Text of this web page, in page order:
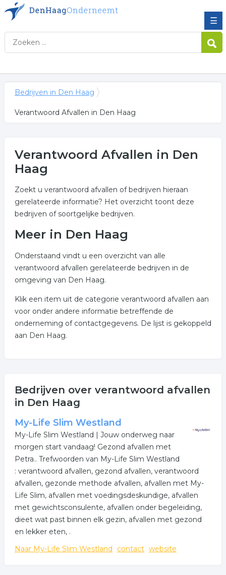
☰
Bedrijven in Den Haag
Verantwoord Afvallen in Den Haag
Verantwoord Afvallen in Den
Haag
Zoekt u verantwoord afvallen of bedrijven hieraan
gerelateerde informatie? Het overzicht toont deze
bedrijven of soortgelijke bedrijven.
Meer in Den Haag
Onderstaand vindt u een overzicht van alle
verantwoord afvallen gerelateerde bedrijven in de
omgeving van Den Haag.
Klik een item uit de categorie verantwoord afvallen aan
voor onder andere informatie betreffende de
onderneming of contactgegevens. De lijst is gekoppeld
aan Den Haag.
Bedrijven over verantwoord afvallen
in Den Haag
My-Life Slim Westland
My-Life Slim Westland | Jouw onderweg naar
morgen start vandaag! Gezond afvallen met
Petra.. Trefwoorden van My-Life Slim Westland
: verantwoord afvallen, gezond afvallen, verantwoord
afvallen, gezonde methode afvallen, afvallen met My-
Life Slim, afvallen met voedingsdeskundige, afvallen
met gewichtsconsulente, afvallen onder begeleiding,
dieet wat past binnen elk gezin, afvallen met gezond
en lekker eten, .
Naar My-Life Slim Westland
contact website